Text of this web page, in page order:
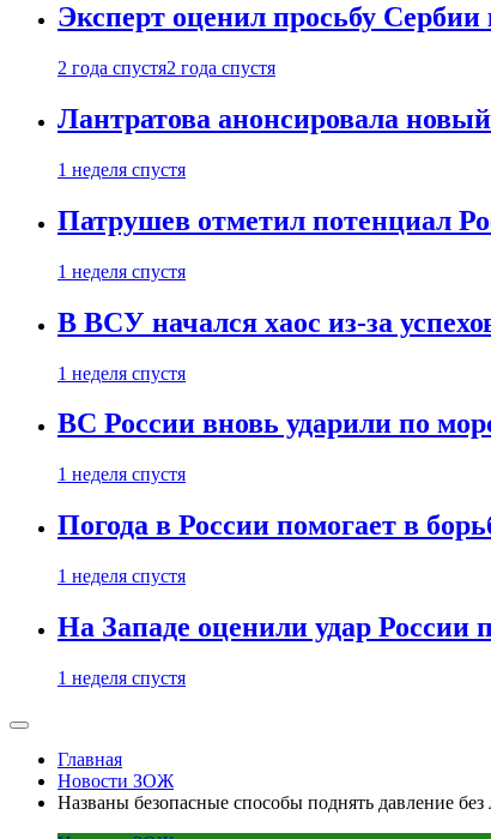
Эксперт оценил просьбу
2 года спустя2 года спустя
Лантратова анонсировала
1 неделя спустя
Патрушев отметил потенциал
1 неделя спустя
В ВСУ начался хаос из-за
1 неделя спустя
ВС России вновь ударили по
1 неделя спустя
Погода в России помогает в
1 неделя спустя
На Западе оценили удар России
1 неделя спустя
Главная
Новости ЗОЖ
Названы безопасные способы поднять давление без